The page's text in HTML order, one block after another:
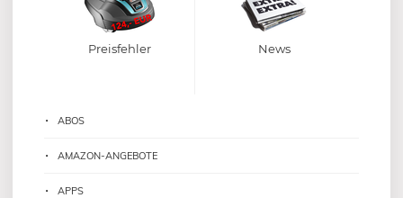
Preisfehler News
ABOS
AMAZON-ANGEBOTE
APPS